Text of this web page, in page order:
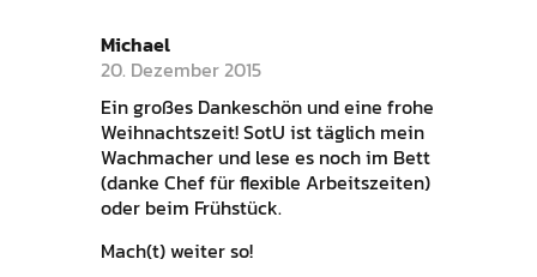
Michael
20. Dezember 2015
Ein großes Dankeschön und eine frohe
Weihnachtszeit! SotU ist täglich mein
Wachmacher und lese es noch im Bett
(danke Chef für flexible Arbeitszeiten)
oder beim Frühstück.
Mach(t) weiter so!